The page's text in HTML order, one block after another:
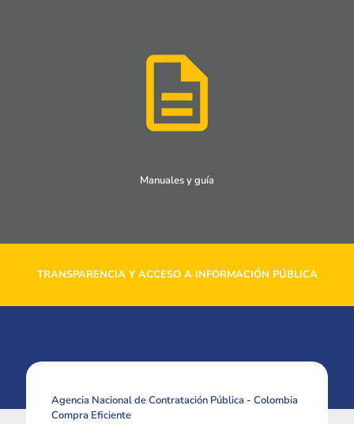
Manuales y guía
TRANSPARENCIA Y ACCESO A INFORMACIÓN PÚBLICA
Agencia Nacional de Contratación Pública - Colombia
Compra Eficiente